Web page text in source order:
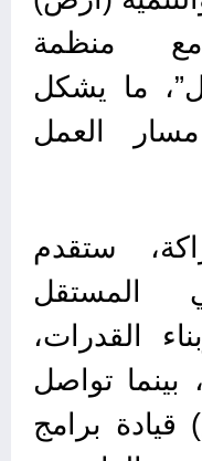
منظمة
ما يشكل
العمل
ستقدم
المستقل
القدرات،
بينما تواصل
برامج